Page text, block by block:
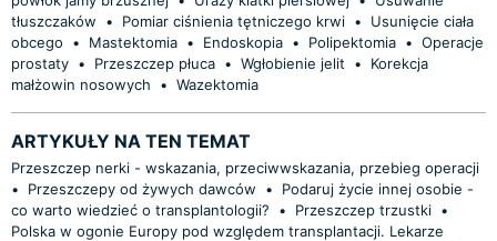
tłuszczaków
• Pomiar ciśnienia tętniczego krwi •
Usunięcie ciała
obcego
• Mastektomia • Endoskopia • Polipektomia • Operacje
prostaty • Przeszczep płuca • Wgłobienie jelit •
Korekcja
małżowin nosowych
• Wazektomia
ARTYKUŁY NA TEN TEMAT
Przeszczep nerki - wskazania, przeciwwskazania, przebieg operacji
•
Przeszczepy od żywych dawców •
Podaruj życie innej osobie -
co warto wiedzieć o transplantologii?
• Przeszczep trzustki •
Polska w ogonie Europy pod względem transplantacji. Lekarze